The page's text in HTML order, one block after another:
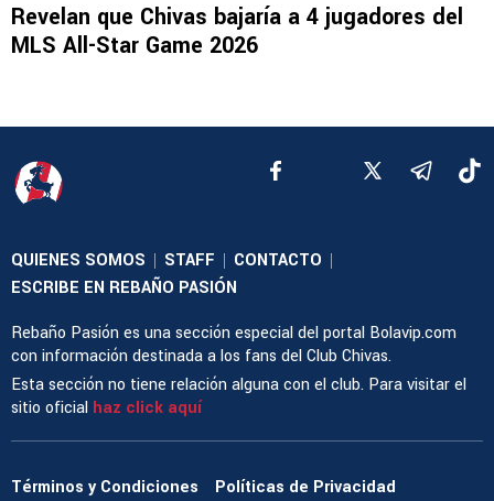
Revelan que Chivas bajaría a 4 jugadores del
MLS All-Star Game 2026
QUIENES SOMOS | STAFF | CONTACTO |
ESCRIBE EN REBAÑO PASIÓN
Rebaño Pasión es una sección especial del portal Bolavip.com
con información destinada a los fans del Club Chivas.
Esta sección no tiene relación alguna con el club. Para visitar el
sitio oficial haz click aquí
Términos y Condiciones
Políticas de Privacidad